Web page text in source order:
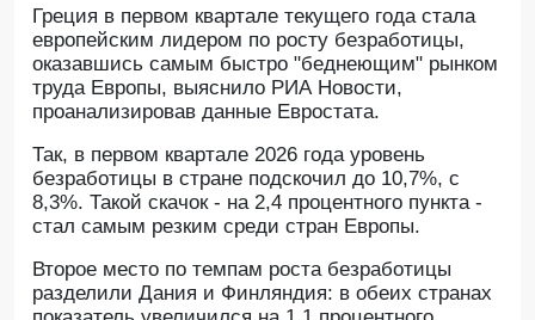
Греция в первом квартале текущего года стала
европейским лидером по росту безработицы,
оказавшись самым быстро "беднеющим" рынком
труда Европы, выяснило РИА Новости,
проанализировав данные Евростата.
Так, в первом квартале 2026 года уровень
безработицы в стране подскочил до 10,7%, с
8,3%. Такой скачок - на 2,4 процентного пункта -
стал самым резким среди стран Европы.
Второе место по темпам роста безработицы
разделили Дания и Финляндия: в обеих странах